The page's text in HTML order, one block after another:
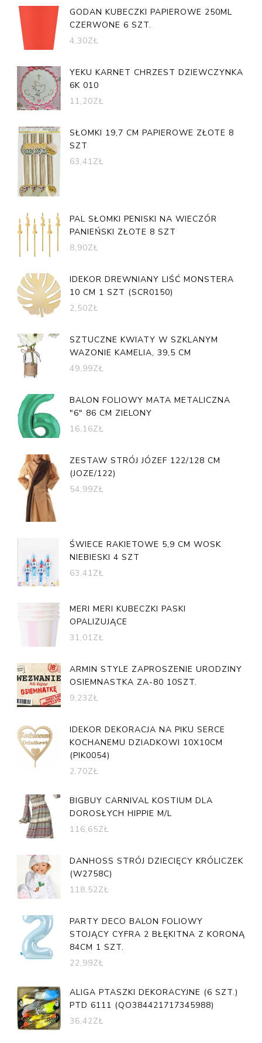
GODAN KUBECZKI PAPIEROWE 250ML
CZERWONE 6 SZT.
4,30ZŁ
YEKU KARNET CHRZEST DZIEWCZYNKA
6K 010
11,20ZŁ
SŁOMKI 19,7 CM PAPIEROWE ZŁOTE 8
SZT
63,41ZŁ
PAL SŁOMKI PENISKI NA WIECZÓR
PANIEŃSKI ZŁOTE 8 SZT
8,90ZŁ
IDEKOR DREWNIANY LIŚĆ MONSTERA
10 CM 1 SZT (SCR0150)
2,50ZŁ
SZTUCZNE KWIATY W SZKLANYM
WAZONIE KAMELIA, 39,5 CM
49,99ZŁ
BALON FOLIOWY MATA METALICZNA
"6" 86 CM ZIELONY
16,16ZŁ
ZESTAW STRÓJ JÓZEF 122/128 CM
(JOZE/122)
54,99ZŁ
ŚWIECE RAKIETOWE 5,9 CM WOSK
NIEBIESKI 4 SZT
63,41ZŁ
MERI MERI KUBECZKI PASKI
OPALIZUJĄCE
31,01ZŁ
ARMIN STYLE ZAPROSZENIE URODZINY
OSIEMNASTKA ZA-80 10SZT.
9,23ZŁ
IDEKOR DEKORACJA NA PIKU SERCE
KOCHANEMU DZIADKOWI 10X10CM
(PIK0054)
2,70ZŁ
BIGBUY CARNIVAL KOSTIUM DLA
DOROSŁYCH HIPPIE M/L
116,65ZŁ
DANHOSS STRÓJ DZIECIĘCY KRÓLICZEK
(W2758C)
118,52ZŁ
PARTY DECO BALON FOLIOWY
STOJĄCY CYFRA 2 BŁĘKITNA Z KORONĄ
84CM 1 SZT.
22,99ZŁ
ALIGA PTASZKI DEKORACYJNE (6 SZT.)
PTD 6111 (QO384421717345988)
36,42ZŁ